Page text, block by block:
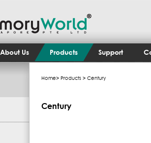
About Us Products Support
Home> Products > Century
Century